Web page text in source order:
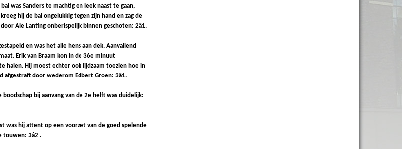
was Sanders te machtig en leek naast te gaan,
hij de bal ongelukkig tegen zijn hand en zag de
Ale Lanting onberispelijk binnen geschoten: 2â1.
en was het alle hens aan dek. Aanvallend
Erik van Braam kon in de 36e minuut
halen. Hij moest echter ook lijdzaam toezien hoe in
door wederom Edbert Groen: 3â1.
bij aanvang van de 2e helft was duidelijk:
was hij attent op een voorzet van de goed spelende
3â2 .